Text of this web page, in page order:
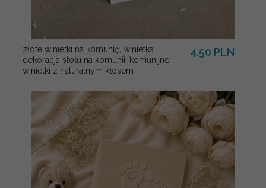
złote winietki na komunię, winietka
dekoracja stołu na komunii, komunijne
winietki z naturalnym kłosem
4.50 PLN